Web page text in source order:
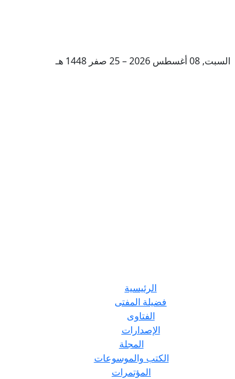
السبت, 08 أغسطس 2026 – 25 صفر 1448 هـ
الرئيسية
فضيلة المفتى
الفتاوى
الإصدارات
المجلة
الكتب والموسوعات
المؤتمرات